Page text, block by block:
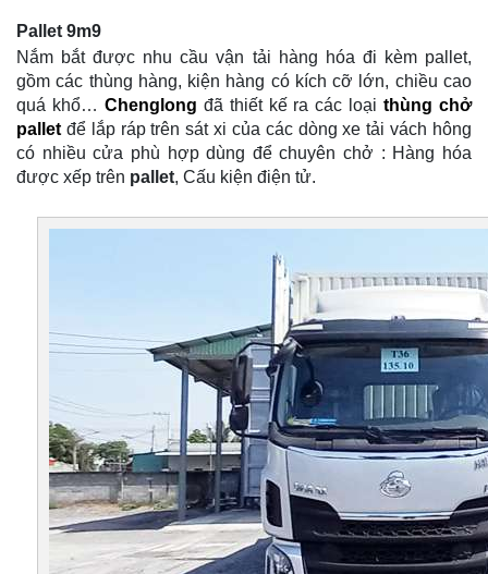
Pallet 9m9
Nắm bắt được nhu cầu vận tải hàng hóa đi kèm pallet,
gồm các thùng hàng, kiện hàng có kích cỡ lớn, chiều cao
quá khổ… Chenglong đã thiết kế ra các loạithùng chở
pallet để lắp ráp trên sát xi của các dòng xe tải vách hông
có nhiều cửa phù hợp dùng để chuyên chở : Hàng hóa
được xếp trên pallet, Cấu kiện điện tử.